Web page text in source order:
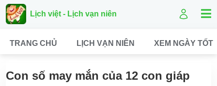
Lịch việt - Lịch vạn niên
TRANG CHỦ LỊCH VẠN NIÊN XEM NGÀY TỐT
Con số may mắn của 12 con giáp